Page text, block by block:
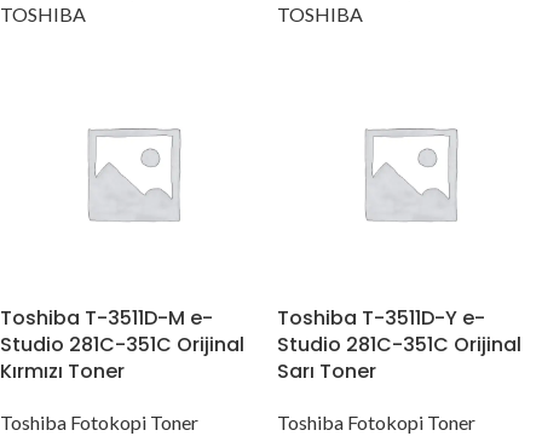
TOSHIBA
TOSHIBA
Toshiba T-3511D-M e-
Studio 281C-351C Orijinal
Kırmızı Toner
Toshiba Fotokopi Toner
Toshiba T-3511D-Y e-
Studio 281C-351C Orijinal
Sarı Toner
Toshiba Fotokopi Toner